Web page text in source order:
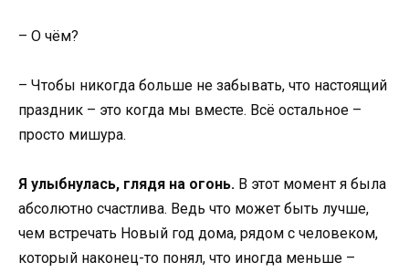
– О чём?
– Чтобы никогда больше не забывать, что настоящий
праздник – это когда мы вместе. Всё остальное –
просто мишура.
Я улыбнулась, глядя на огонь. В этот момент я была
абсолютно счастлива. Ведь что может быть лучше,
чем встречать Новый год дома, рядом с человеком,
который наконец-то понял, что иногда меньше –